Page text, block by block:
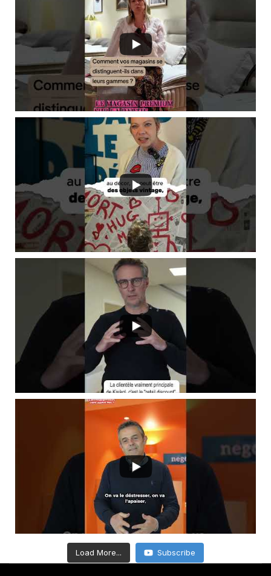
Load More... Subscribe